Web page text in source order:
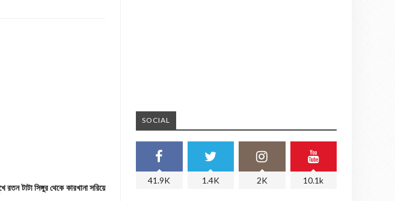
টাটা সিঙ্গুর থেকে কারখানা সরিয়ে
SOCIAL
41.9K 1.4K 2K 10.1k